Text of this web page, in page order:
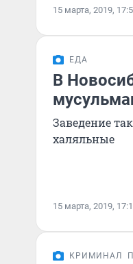
15 марта, 2019,
ЕДА
В
Заведение
халяльные
15 марта, 2019,
КРИМИНАЛ